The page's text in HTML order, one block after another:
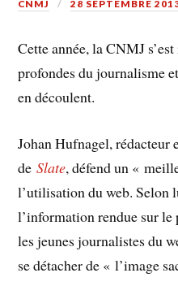
CNMJ 28 SEPTEMBRE
Cette année, la CNMJ
profondes du journalisme
en découlent.
Johan Hufnagel, rédacteur
deSlate, défend un «
l’utilisation du web. Selon
l’information rendue sur le
les jeunes journalistes du
se détacher de « l’image